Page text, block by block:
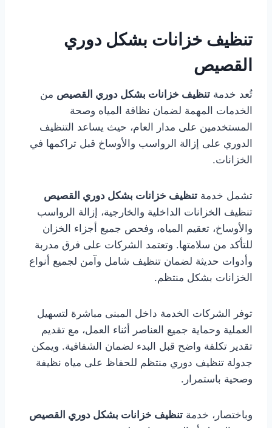
تنظيف خزانات بشكل دوري
القصيص
تُعد خدمة تنظيف خزانات بشكل دوري القصيص من
الخدمات المهمة لضمان نظافة المياه وصحة
المستخدمين على مدار العام، حيث يساعد التنظيف
الدوري على إزالة الرواسب والأوساخ قبل تراكمها في
الخزانات.
تشمل خدمة تنظيف خزانات بشكل دوري القصيص
تنظيف الخزانات الداخلية والخارجية، إزالة الرواسب
والأوساخ، تعقيم المياه، وفحص جميع أجزاء الخزان
للتأكد من سلامتها. وتعتمد الشركات على فرق مدربة
وأدوات حديثة لضمان تنظيف شامل وآمن لجميع أنواع
الخزانات بشكل منتظم.
توفر الشركات الخدمة داخل المبنى مباشرة لتسهيل
العملية وحماية جميع العناصر أثناء العمل، مع تقديم
تقدير تكلفة واضح قبل البدء لضمان الشفافية. ويمكن
جدولة تنظيف دوري منتظم للحفاظ على مياه نظيفة
وصحية باستمرار.
وباختصار، خدمة تنظيف خزانات بشكل دوري القصيص